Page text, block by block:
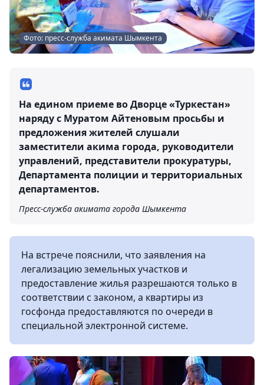
Фото: пресс-служба акимата Шымкента
На едином приеме во Дворце «Туркестан»
наряду с Муратом Айтеновым просьбы и
предложения жителей слушали
заместители акима города, руководители
управлений, представители прокуратуры,
Департамента полиции и территориальных
департаментов.
Пресс-служба акимата города Шымкента
На встрече пояснили, что заявления на
легализацию земельных участков и
предоставление жилья разрешаются только в
соответствии с законом, а квартиры из
госфонда предоставляются по очереди в
специальной электронной системе.